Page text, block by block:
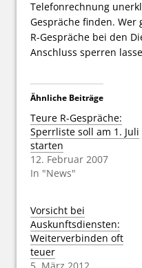
Telefonrechnung
Gespräche finden. Wer
R-Gespräche bei den
Anschluss sperren
Ähnliche Beiträge
Teure R-Gespräche:
Sperrliste soll am 1. Juli
starten
12. Februar 2007
In "News"
Vorsicht bei
Auskunftsdiensten:
Weiterverbinden oft
teuer
5. März 2012